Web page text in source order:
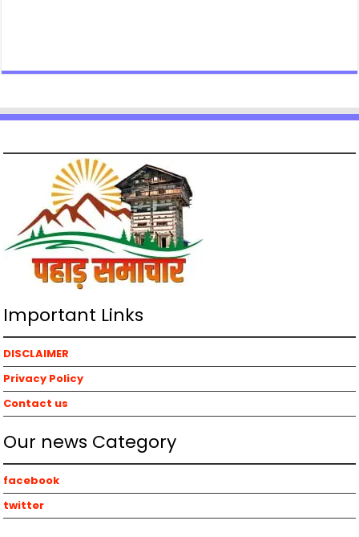
Important Links
DISCLAIMER
Privacy Policy
Contact us
Our news Category
facebook
twitter